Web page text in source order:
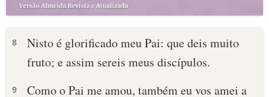
8
Nisto é glorificado meu Pai: que deis muito
fruto; e assim sereis meus discípulos.
9 Como o Pai me amou, também eu vos amei a